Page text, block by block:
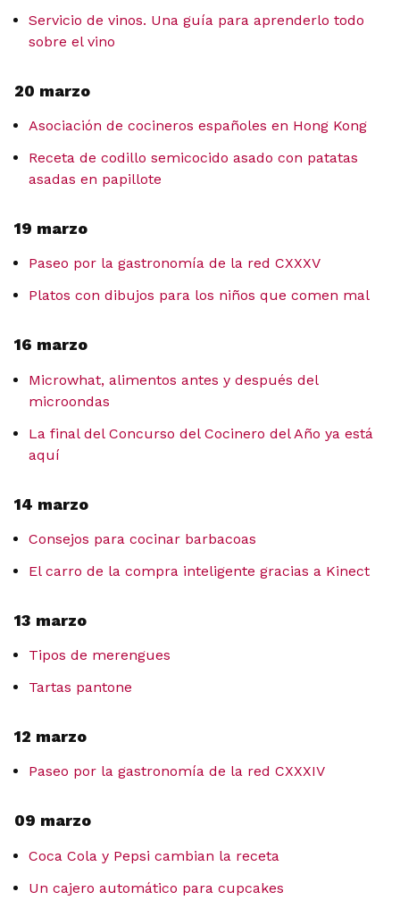
Servicio de vinos. Una guía para aprenderlo todo
sobre el vino
20 marzo
Asociación de cocineros españoles en Hong Kong
Receta de codillo semicocido asado con patatas
asadas en papillote
19 marzo
Paseo por la gastronomía de la red CXXXV
Platos con dibujos para los niños que comen mal
16 marzo
Microwhat, alimentos antes y después del
microondas
La final del Concurso del Cocinero del Año ya está
aquí
14 marzo
Consejos para cocinar barbacoas
El carro de la compra inteligente gracias a Kinect
13 marzo
Tipos de merengues
Tartas pantone
12 marzo
Paseo por la gastronomía de la red CXXXIV
09 marzo
Coca Cola y Pepsi cambian la receta
Un cajero automático para cupcakes